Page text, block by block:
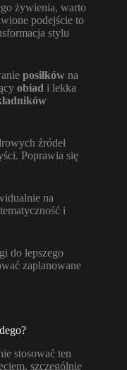
żywienia, warto
podejście to
stylu
posiłków na
obiad i lekka
źródeł
Poprawia się
na
i
do lepszego
zaplanowane
stosować ten
szczególnie